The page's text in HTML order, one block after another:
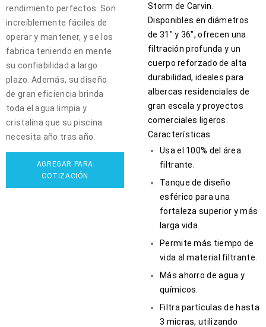
rendimiento perfectos. Son
increíblemente fáciles de
operar y mantener, y se los
fabrica teniendo en mente
su confiabilidad a largo
plazo. Además, su diseño
de gran eficiencia brinda
toda el agua limpia y
cristalina que su piscina
necesita año tras año.
AGREGAR PARA
COTIZACIÓN
Storm de Carvin.
Disponibles en diámetros
de 31″ y 36″, ofrecen una
filtración profunda y un
cuerpo reforzado de alta
durabilidad, ideales para
albercas residenciales de
gran escala y proyectos
comerciales ligeros.
Características
Usa el 100% del área
filtrante.
Tanque de diseño
esférico para una
fortaleza superior y más
larga vida.
Permite más tiempo de
vida al material filtrante.
Más ahorro de agua y
químicos.
Filtra partículas de hasta
3 micras, utilizando